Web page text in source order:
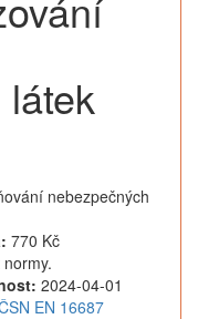
nebezpečných
770 Kč
2024-04-01
EN 16687